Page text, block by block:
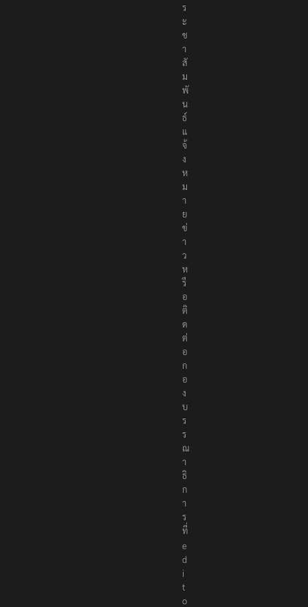
ป
ร
ะ
ช
า
สั
ม
พั
น
ธ์
แ
จ้
ง
ห
ม
า
ย
ข่
า
ว
ห
รื
อ
ติ
ด
ต่
อ
ก
อ
ง
บ
ร
ร
ณ
า
ธิ
ก
า
ร
ที่
e
d
i
t